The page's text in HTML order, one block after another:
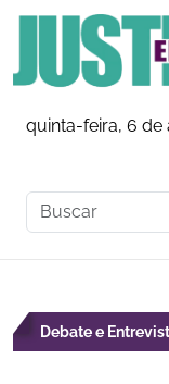
quinta-feira, 6 de
Debate e